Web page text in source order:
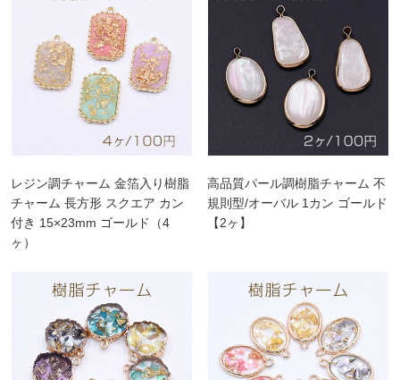
レジン調チャーム 金箔入り樹脂
チャーム 長方形 スクエア カン
付き 15×23mm ゴールド（4
ヶ）
高品質パール調樹脂チャーム 不
規則型/オーバル 1カン ゴールド
【2ヶ】